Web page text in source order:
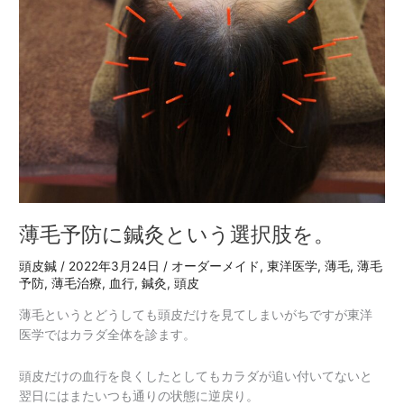
薄毛予防に鍼灸という選択肢を。
頭皮鍼 / 2022年3月24日/ オーダーメイド,東洋医学,薄毛,薄毛
予防,薄毛治療, 血行,鍼灸,頭皮
薄毛というとどうしても頭皮だけを見てしまいがちですが東洋
医学ではカラダ全体を診ます。
頭皮だけの血行を良くしたとしてもカラダが追い付いてないと
翌日にはまたいつも通りの状態に逆戻り。
予
鍼
と
い
う
選
肢
を。